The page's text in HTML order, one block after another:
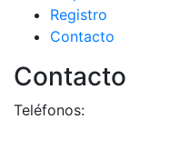
Registro
Contacto
Contacto
Teléfonos: